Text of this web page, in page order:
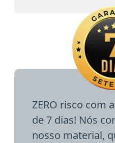
ZERO risco com
de 7 dias! Nós
nosso material,